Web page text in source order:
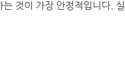
는 것이 가장 안정적입니다.